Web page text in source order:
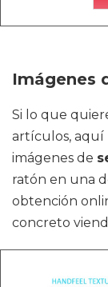
Imágenes
Si lo que
artículos, aquí
imágenes de
ratón en una
obtención
concreto